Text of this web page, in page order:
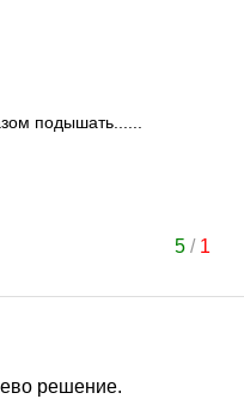
подышать......
5/ 1
решение.